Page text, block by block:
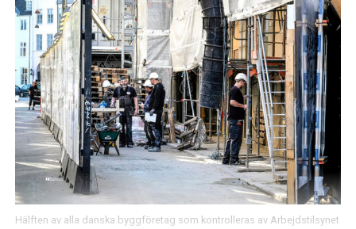
Hälften av alla danska byggföretag som kontrolleras av Arbejdstilsynet